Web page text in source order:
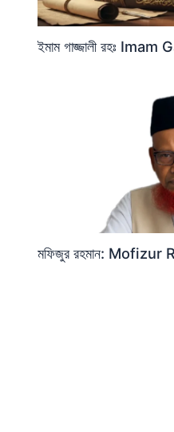
ইমাম গাজ্জালী রহঃ
মফিজুর রহমান: